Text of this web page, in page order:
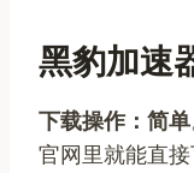
黑豹加速
下载操作：简单
官网里就能直